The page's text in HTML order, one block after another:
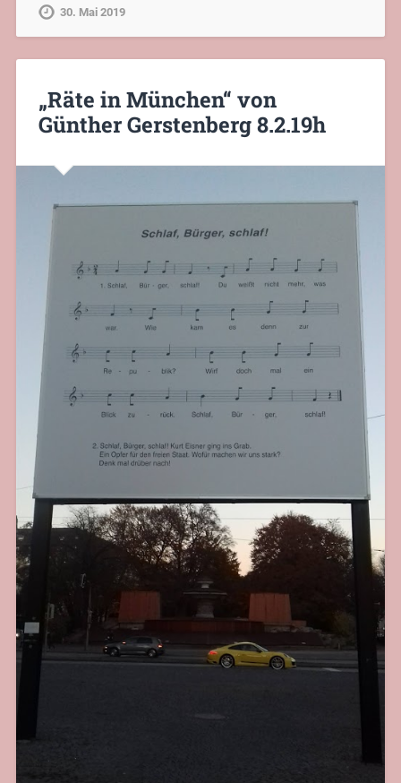
30. Mai 2019
„Räte in München“ von
Günther Gerstenberg 8.2.19h